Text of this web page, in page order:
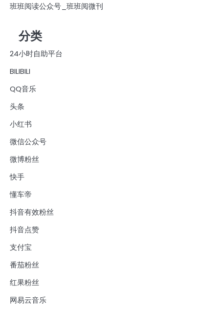
班班阅读公众号_班班阅微刊
分类
24小时自助平台
BILIBILI
QQ音乐
头条
小红书
微信公众号
微博粉丝
快手
懂车帝
抖音有效粉丝
抖音点赞
支付宝
番茄粉丝
红果粉丝
网易云音乐